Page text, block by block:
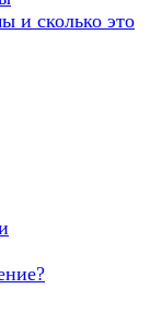
и сколько это